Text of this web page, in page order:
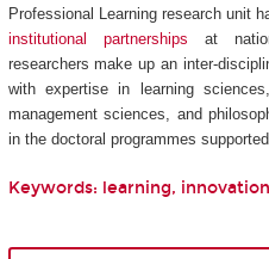
Professional Learning research unit
institutional partnerships at
researchers make up an inter-
with expertise in learning
management sciences, and
in the doctoral programmes
Keywords: learning,